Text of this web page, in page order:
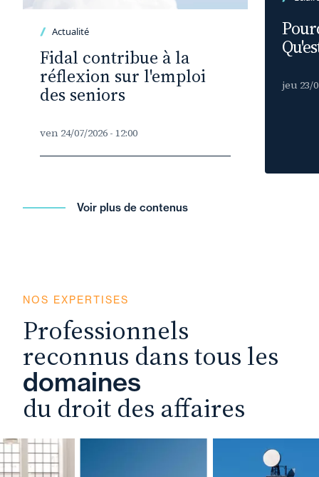
Actualité
Fidal contribue à la
réflexion sur l'emploi
des seniors
ven 24/07/2026 - 12:00
jeu 23/
Voir plus de contenus
NOS EXPERTISES
Professionnels
reconnus dans tous les
domaines
du droit des affaires